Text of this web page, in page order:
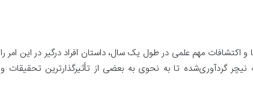
و اکتشافات مهم علمی در طول یک سال، داستان افراد درگیر در این امر را
گردآوری‌شده تا به نحوی به بعضی از تأثیرگذارترین تحقیقات و